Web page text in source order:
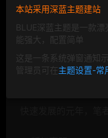
本站采用深蓝主题建站
BLUE深蓝主题是一款
能强大，配置简单
这是一条系统弹窗通知
管理员可在主题设置-常